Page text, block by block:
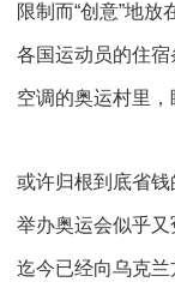
限制而“创意”地
各国运动员的住
空调的奥运村里
或许归根到底省
举办奥运会似乎
迄今已经向乌克